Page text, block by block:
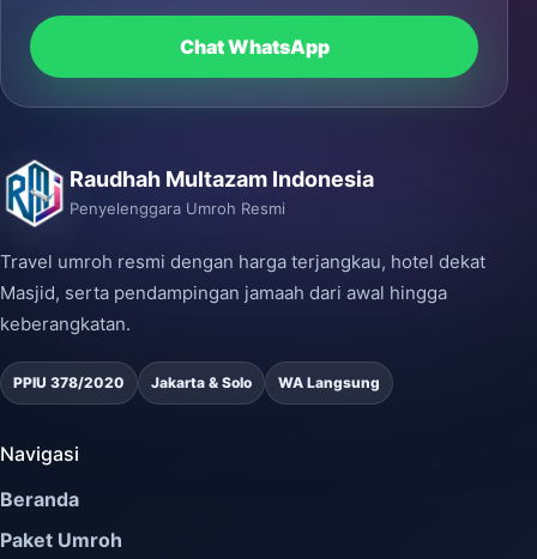
Chat WhatsApp
Raudhah Multazam Indonesia
Penyelenggara Umroh Resmi
Travel umroh resmi dengan harga terjangkau, hotel dekat
Masjid, serta pendampingan jamaah dari awal hingga
keberangkatan.
PPIU 378/2020 Jakarta & Solo WA Langsung
Navigasi
Beranda
Paket Umroh